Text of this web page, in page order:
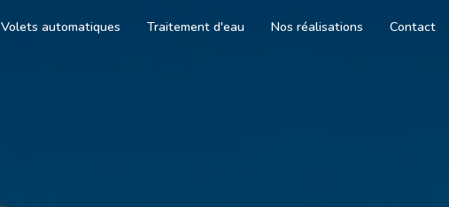
Volets automatiques Traitement d'eau Nos réalisations Contact